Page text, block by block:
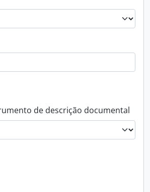
de descrição documental